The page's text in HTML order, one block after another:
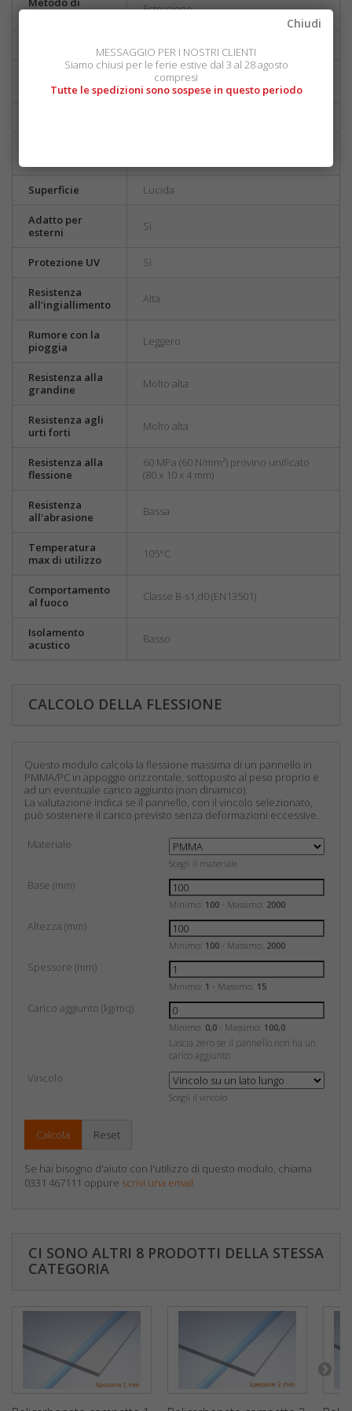
Chiudi
MESSAGGIO PER I NOSTRI CLIENTI
Siamo chiusi per le ferie estive dal 3 al 28 agosto
compresi
Tutte le spedizioni sono sospese in questo periodo
Estrusione
spessore
±3%
Superficie Lucida
Adatto per
esterni
Sì
Protezione UV Sì
Resistenza
all'ingiallimento
Alta
Rumore con la
pioggia
Leggero
Resistenza alla
grandine
Molto alta
Resistenza agli
urti forti
Molto alta
Resistenza alla
flessione
60 MPa (60 N/mm²) provino unificato
(80 x 10 x 4 mm)
Resistenza
all'abrasione
Bassa
Temperatura
max di utilizzo
105°C
Comportamento
al fuoco
Classe B-s1,d0 (EN13501)
Isolamento
acustico
Basso
CALCOLO DELLA FLESSIONE
Questo modulo calcola la flessione massima di un pannello in
PMMA/PC in appoggio orizzontale, sottoposto al peso proprio e
ad un eventuale carico aggiunto (non dinamico).
La valutazione indica se il pannello, con il vincolo selezionato,
può sostenere il carico previsto senza deformazioni eccessive.
Materiale
Scegli il materiale
Base (mm)
Minimo: 100 - Massimo: 2000
Altezza (mm)
Minimo: 100 - Massimo: 2000
Spessore (mm)
Minimo: 1 - Massimo: 15
Carico aggiunto (kg/mq)
Minimo: 0,0 - Massimo: 100,0
Lascia zero se il pannello non ha un
carico aggiunto
Vincolo
Scegli il vincolo
Calcola Reset
Se hai bisogno d'aiuto con l'utilizzo di questo modulo, chiama
0331 467111 oppure scrivi una email.
CI SONO ALTRI 8 PRODOTTI DELLA STESSA
CATEGORIA